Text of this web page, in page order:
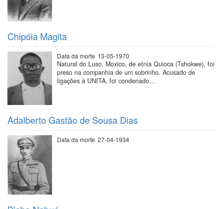
Chipóia Magita
Data da morte 13-05-1970
Natural do Luso, Moxico, de etnia Quioca (Tshokwe), foi
preso na companhia de um sobrinho. Acusado de
ligações à UNITA, foi condenado…
Adalberto Gastão de Sousa Dias
Data da morte 27-04-1934